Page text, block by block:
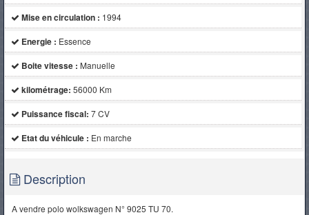
Mise en circulation : 1994
Energie : Essence
Boite vitesse : Manuelle
kilométrage: 56000 Km
Puissance fiscal: 7 CV
Etat du véhicule : En marche
Description
A vendre polo wolkswagen N° 9025 TU 70.